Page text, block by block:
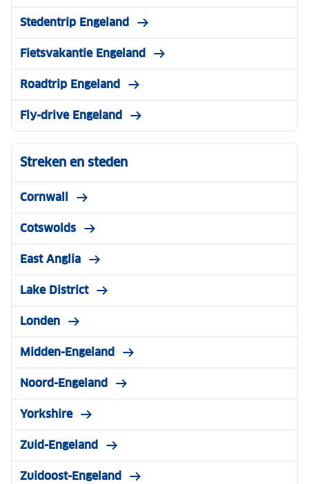
Stedentrip Engeland
Fietsvakantie Engeland
Roadtrip Engeland
Fly-drive Engeland
Streken en steden
Cornwall
Cotswolds
East Anglia
Lake District
Londen
Midden-Engeland
Noord-Engeland
Yorkshire
Zuid-Engeland
Zuidoost-Engeland